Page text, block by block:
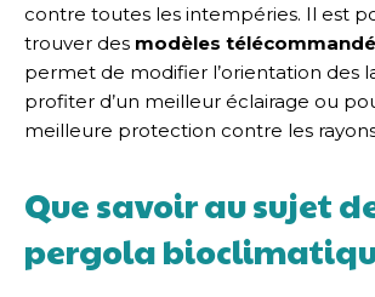
contre toutes les intempéries. Il est
trouver des modèles
permet de modifier l’orientation des
profiter d’un meilleur éclairage ou
meilleure protection contre les
Que savoir au sujet
pergola